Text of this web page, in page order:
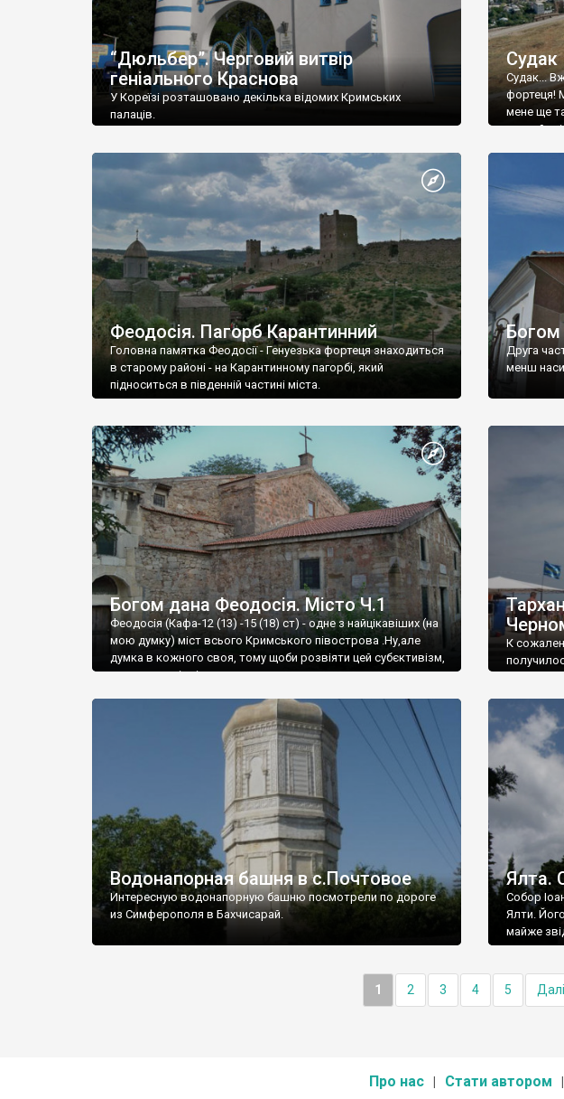
“Дюльбер”. Черговий витвір
геніального Краснова
У Кореїзі розташовано декілька відомих Кримських
палаців.
Судак
Судак...
фортеця!
мене ще
Феодосія. Пагорб Карантинний
Головна памятка Феодосії - Генуезька фортеця знаходиться
в старому районі - на Карантинному пагорбі, який
підноситься в південній частині міста.
Богом
Друга
менш
Богом дана Феодосія. Місто Ч.1
Феодосія (Кафа-12 (13) -15 (18) ст) - одне з найцікавіших (на
мою думку) міст всього Кримського півострова .Ну,але
думка в кожного своя, тому щоби розвіяти цей субєктивізм,
запрошую відвідати це
К
Водонапорная башня в с.Почтовое
Интересную водонапорную башню посмотрели по дороге
из Симферополя в Бахчисарай.
Ялта.
Собор
Ялти.
майже
1 2 3 4 5
Про нас Стати автором